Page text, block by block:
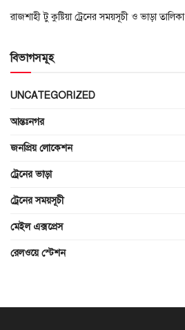
রাজশাহী টু কুষ্টিয়া ট্রেনের সময়সূচী ও ভাড়া তালিকা
বিভাগসমূহ
UNCATEGORIZED
আন্তঃনগর
জনপ্রিয় লোকেশন
ট্রেনের ভাড়া
ট্রেনের সময়সূচী
মেইল এক্সপ্রেস
রেলওয়ে স্টেশন